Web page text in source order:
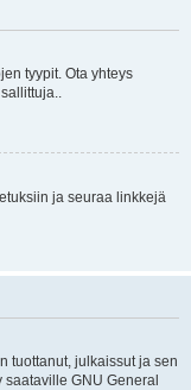
tyypit. Ota yhteys
ja seuraa linkkejä
tuottanut, julkaissut ja sen
saataville GNU General